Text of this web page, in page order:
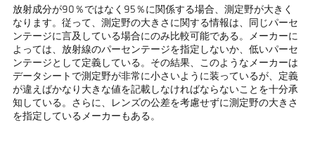
放射成分が90％ではなく95％に関係する場合、測定野が大きく
なります。従って、測定野の大きさに関する情報は、同じパーセ
ンテージに言及している場合にのみ比較可能である。メーカーに
よっては、放射線のパーセンテージを指定しないか、低いパーセ
ンテージとして定義している。その結果、このようなメーカーは
データシートで測定野が非常に小さいように装っているが、定義
が違えばかなり大きな値を記載しなければならないことを十分承
知している。さらに、レンズの公差を考慮せずに測定野の大きさ
を指定しているメーカーもある。